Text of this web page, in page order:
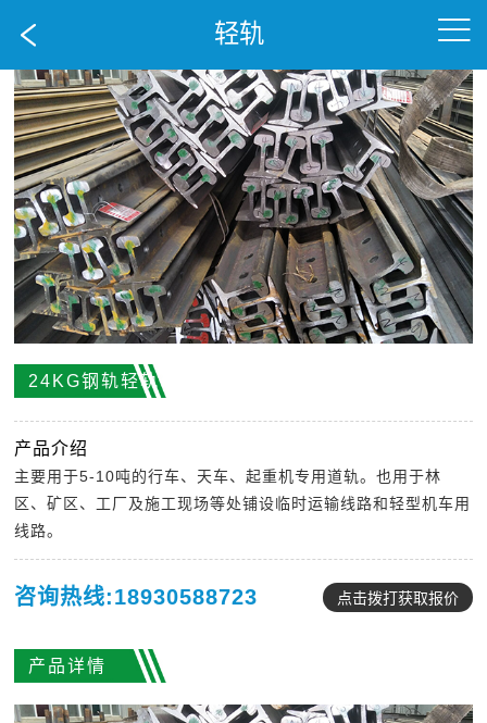
 轻轨 
24KG钢轨轻轨
产品介绍
主要用于5-10吨的行车、天车、起重机专用道轨。也用于林
区、矿区、工厂及施工现场等处铺设临时运输线路和轻型机车用
线路。
咨询热线:18930588723 点击拨打获取报价
产品详情